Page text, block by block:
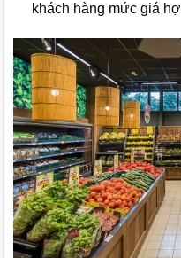
khách hàng mức giá